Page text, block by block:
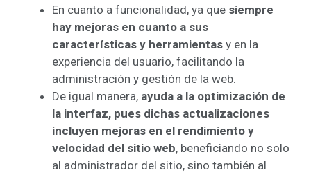
En cuanto a funcionalidad, ya que siempre
hay mejoras en cuanto a sus
características y herramientas y en la
experiencia del usuario, facilitando la
administración y gestión de la web.
De igual manera, ayuda a la optimización de
la interfaz, pues dichas actualizaciones
incluyen mejoras en el rendimiento y
velocidad del sitio web, beneficiando no solo
al administrador del sitio, sino también al